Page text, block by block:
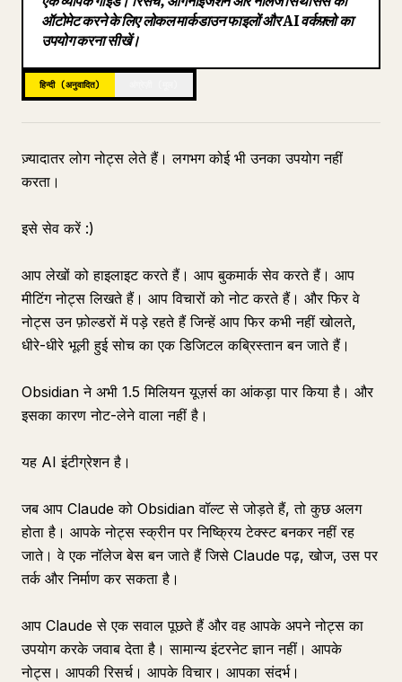
ब्लॉग
अपडेट
ऑटोमेट करने के लिए लोकल मार्कडाउन फाइलों और AI वर्कफ़्लो का
उपयोग करना सीखें।
हिन्दी (अनुवादित)
ज़्यादातर लोग नोट्स लेते हैं। लगभग कोई भी उनका उपयोग नहीं
करता।
इसे सेव करें :)
आप लेखों को हाइलाइट करते हैं। आप बुकमार्क सेव करते हैं। आप
मीटिंग नोट्स लिखते हैं। आप विचारों को नोट करते हैं। और फिर वे
नोट्स उन फ़ोल्डरों में पड़े रहते हैं जिन्हें आप फिर कभी नहीं खोलते,
धीरे-धीरे भूली हुई सोच का एक डिजिटल कब्रिस्तान बन जाते हैं।
Obsidian ने अभी 1.5 मिलियन यूज़र्स का आंकड़ा पार किया है। और
इसका कारण नोट-लेने वाला नहीं है।
यह AI इंटीग्रेशन है।
जब आप Claude को Obsidian वॉल्ट से जोड़ते हैं, तो कुछ अलग
होता है। आपके नोट्स स्क्रीन पर निष्क्रिय टेक्स्ट बनकर नहीं रह
जाते। वे एक नॉलेज बेस बन जाते हैं जिसे Claude पढ़, खोज, उस पर
तर्क और निर्माण कर सकता है।
आप Claude से एक सवाल पूछते हैं और वह आपके अपने नोट्स का
उपयोग करके जवाब देता है। सामान्य इंटरनेट ज्ञान नहीं। आपके
नोट्स। आपकी रिसर्च। आपके विचार। आपका संदर्भ।